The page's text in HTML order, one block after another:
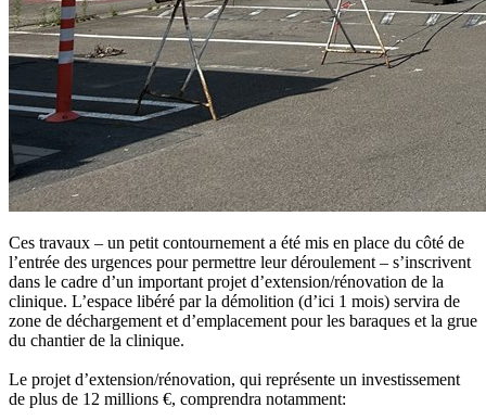
Ces travaux – un petit contournement a été mis en place du côté de
l’entrée des urgences pour permettre leur déroulement – s’inscrivent
dans le cadre d’un important projet d’extension/rénovation de la
clinique. L’espace libéré par la démolition (d’ici 1 mois) servira de
zone de déchargement et d’emplacement pour les baraques et la grue
du chantier de la clinique.
Le projet d’extension/rénovation, qui représente un investissement
de plus de 12 millions €, comprendra notamment: